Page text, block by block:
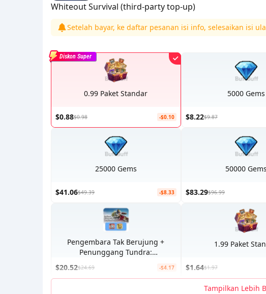
Whiteout Survival (third-party top-up)
Setelah bayar, ke daftar pesanan isi info, selesaikan isi
0.99 Paket Standar
$0.88$0.98 -$0.10
Diskon Super
5000 Gems
$8.22$9.87
25000 Gems
$41.06$49.39 -$8.33
50000 Gems
$83.29$96.99
Pengembara Tak Berujung +
Penunggang Tundra:
$20.52$24.69 -$4.17
1.99 Paket
$1.64$1.97
Tampilkan Lebih